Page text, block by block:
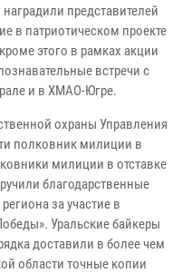
представителей
в патриотическом проекте
этого в рамках акции
встречи с
и в ХМАО-Югре.
охраны Управления
полковник милиции в
милиции в отставке
благодарственные
за участие в
Уральские байкеры
доставили в более чем
области точные копии